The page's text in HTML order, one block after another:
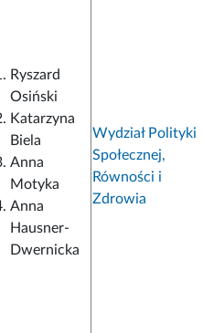
Ryszard
Osiński
Katarzyna
Biela
Anna
Motyka
Anna
Hausner-
Dwernicka
Wydział Polityki
Społecznej,
Równości i
Zdrowia